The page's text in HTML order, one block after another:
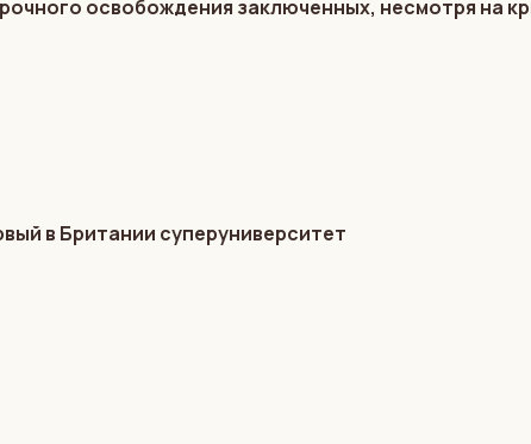
освобождения заключенных, несмотря на
в Британии суперуниверситет